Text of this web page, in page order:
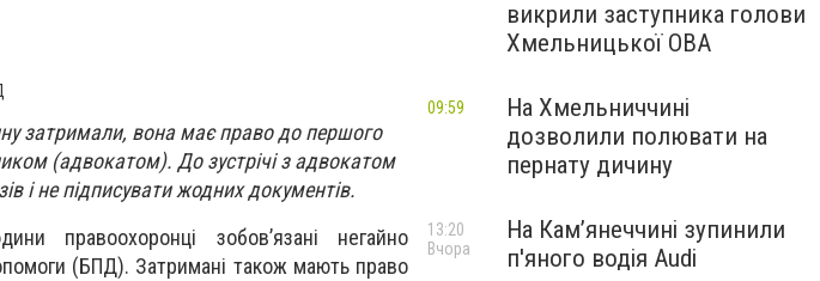
затримали, вона має право до першого
(адвокатом). До зустрічі з адвокатом
і не підписувати жодних документів.
правоохоронці зобов’язані негайно
(БПД). Затримані також мають право
викрили заступника голови
Хмельницької ОВА
На Хмельниччині
дозволили полювати на
пернату дичину
09:59
На Камʼянеччині зупинили
п'яного водія Audi
13:20
Вчора